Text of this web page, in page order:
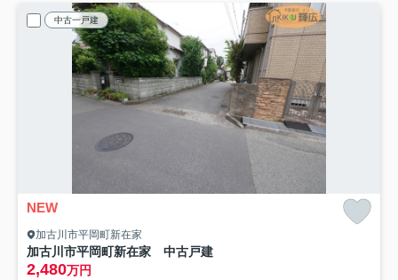
中古一戸建
NEW
加古川市平岡町新在家
加古川市平岡町新在家 中古戸建
2,480万円